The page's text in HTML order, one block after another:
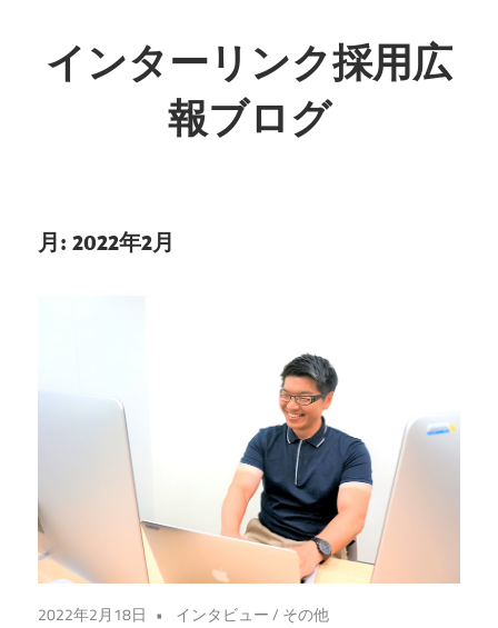
インターリンク採用広
報ブログ
月: 2022年2月
2022年2月18日 インタビュー/ その他